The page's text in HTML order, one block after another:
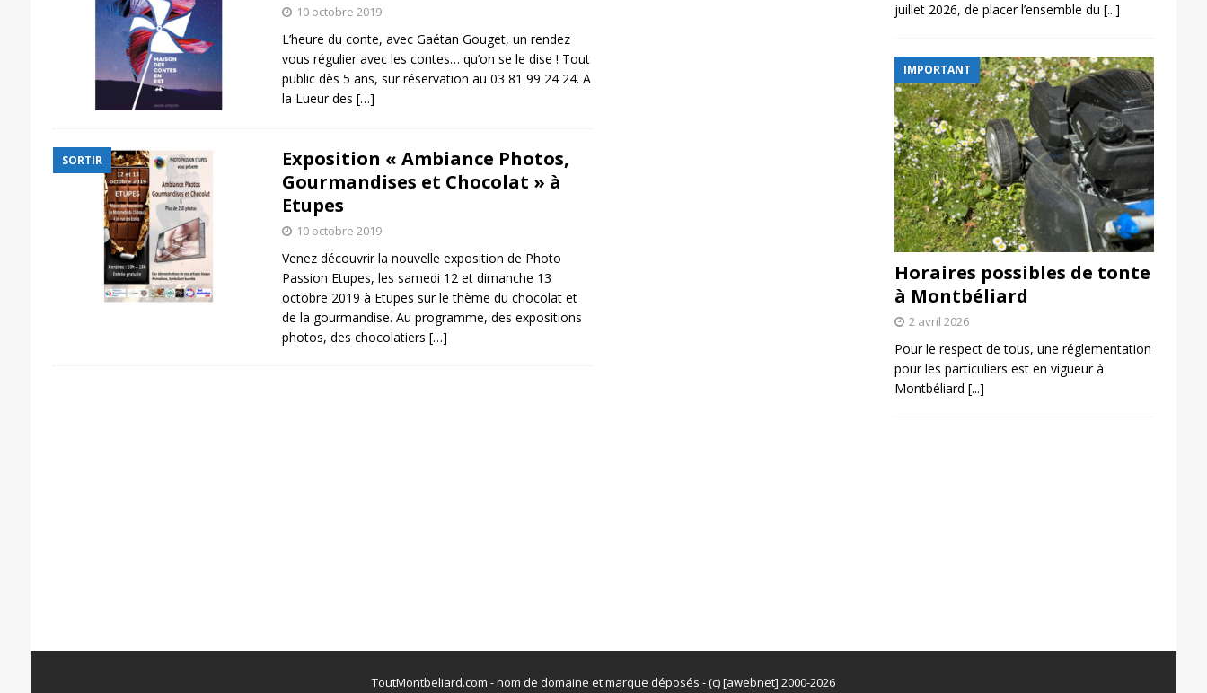
10 octobre 2019
L’heure du conte, avec Gaétan Gouget, un rendez
vous régulier avec les contes… qu’on se le dise ! Tout
public dès 5 ans, sur réservation au 03 81 99 24 24. A
la Lueur des […]
SORTIR
Exposition « Ambiance Photos,
Gourmandises et Chocolat » à
Etupes
10 octobre 2019
Venez découvrir la nouvelle exposition de Photo
Passion Etupes, les samedi 12 et dimanche 13
octobre 2019 à Etupes sur le thème du chocolat et
de la gourmandise. Au programme, des expositions
photos, des chocolatiers […]
juillet 2026, de placer l’ensemble du [...]
IMPORTANT
Horaires possibles de tonte
à Montbéliard
2 avril 2026
Pour le respect de tous, une réglementation
pour les particuliers est en vigueur à
Montbéliard [...]
ToutMontbeliard.com - nom de domaine et marque déposés - (c) [awebnet] 2000-2026